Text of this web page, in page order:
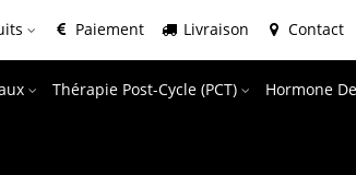
Paiement Livraison Contact
Thérapie Post-Cycle (PCT) Hormone